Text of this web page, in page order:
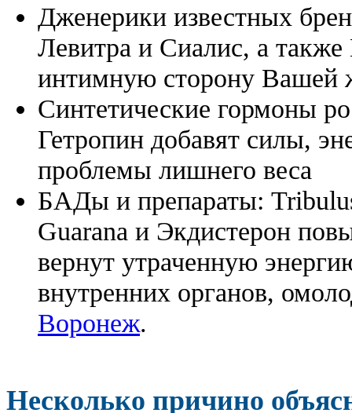
Дженерики известных
Левитра и Сиалис, а
интимную сторону Вашей
Синтетические гормоны
Гетропин добавят силы,
проблемы лишнего веса
БАДы и препараты:
Guarana и Экдистерон
вернут утраченную
внутренних органов,
Воронеж.
Несколько причино